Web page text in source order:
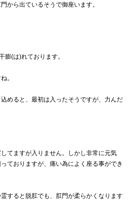
から出ているそうで御座います。
膨(は)れております。
。
めると、最初は入ったそうですが、力んだ
てますが入りません。しかし非常に元気
ておりますが、痛い為によく座る事ができ
すると脱肛でも、肛門が柔らかくなります